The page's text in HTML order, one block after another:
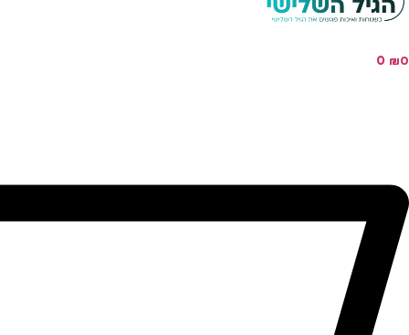
₪0
0